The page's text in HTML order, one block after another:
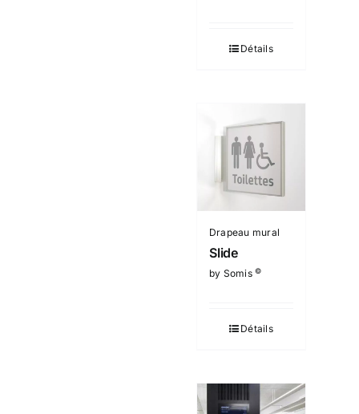
Détails
Drapeau mural
Slide
by Somis©
Détails